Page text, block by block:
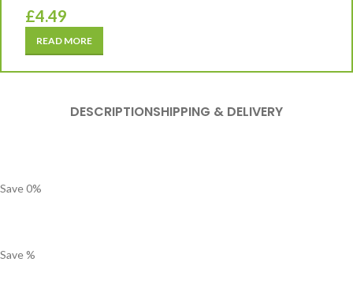
£4.49
READ MORE
DESCRIPTIONSHIPPING & DELIVERY
Save0%
Save%